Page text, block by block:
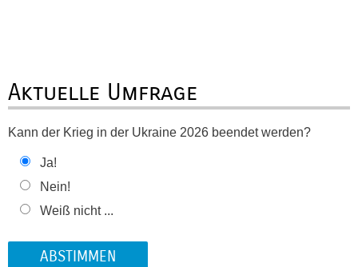
Aktuelle Umfrage
Kann der Krieg in der Ukraine 2026 beendet werden?
Ja!
Nein!
Weiß nicht ...